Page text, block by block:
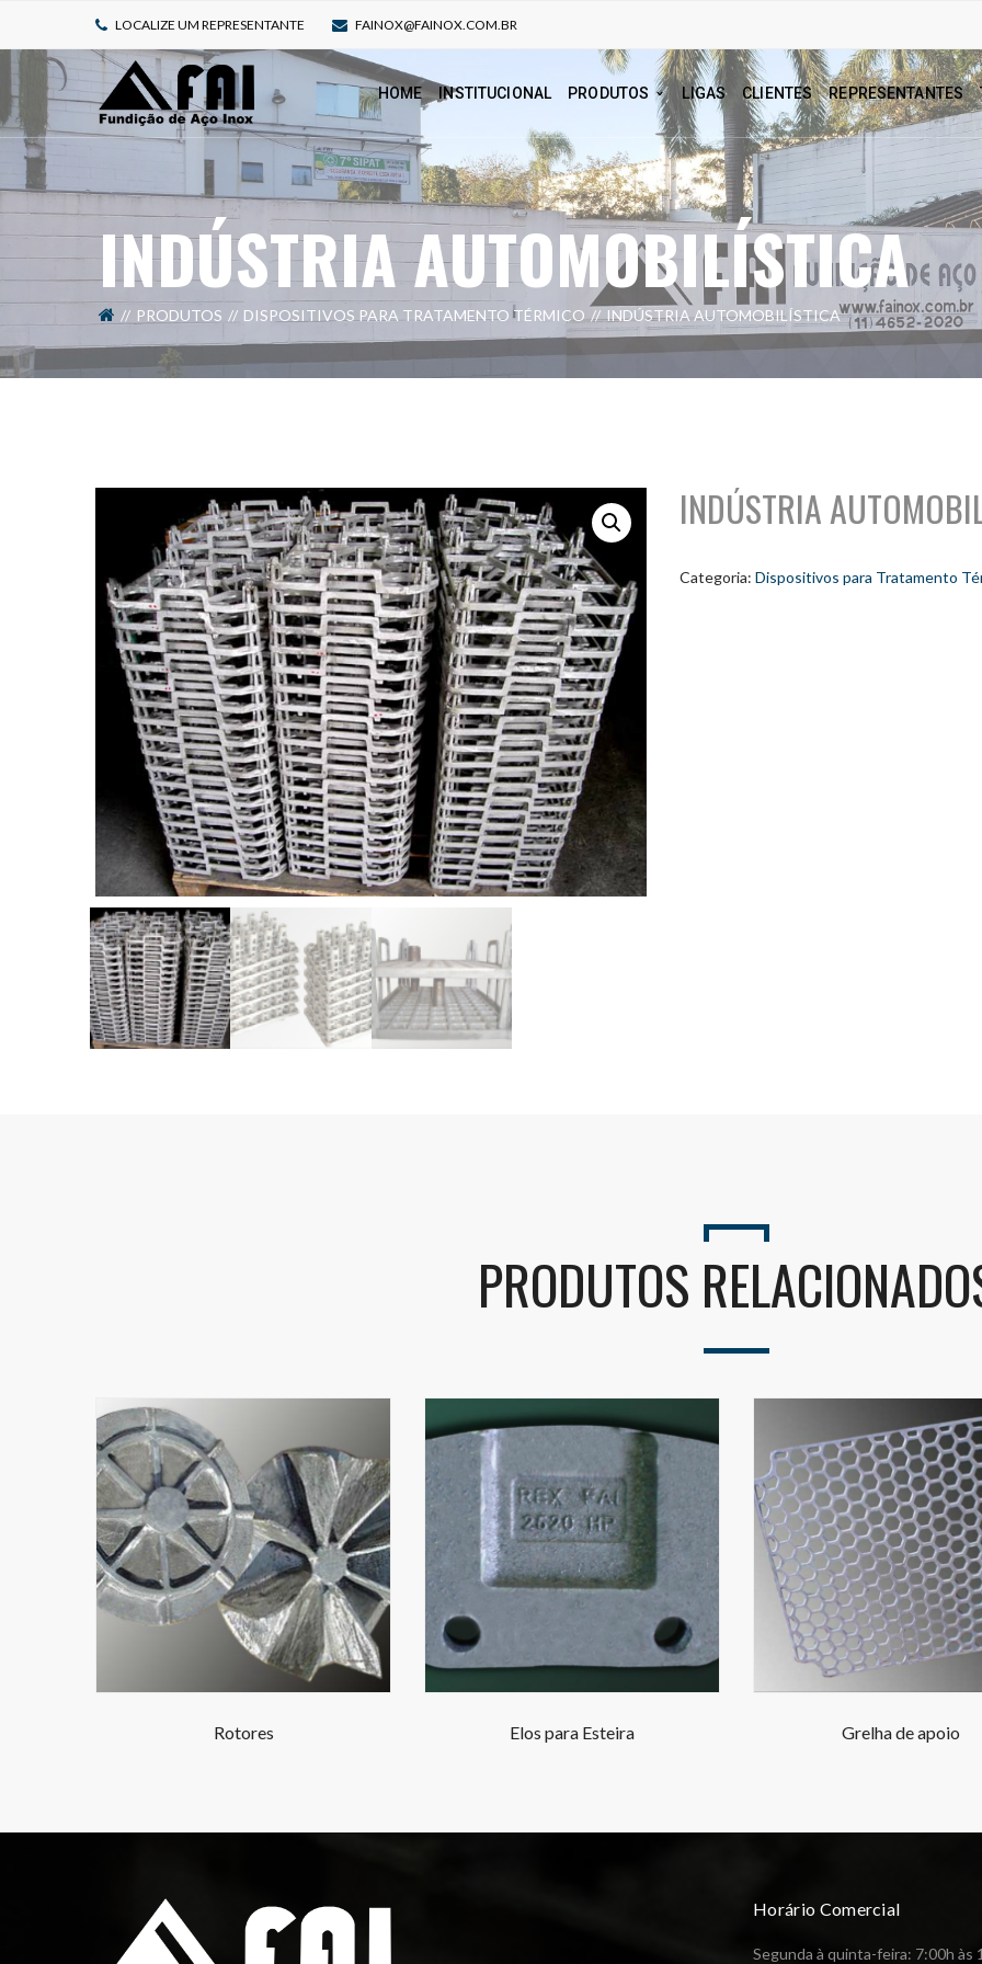
LOCALIZE UM REPRESENTANTE FAINOX@FAINOX.COM.BR
HOME INSTITUCIONAL PRODUTOS LIGAS CLIENTES REPRESENTANTES
Alternative:
INDÚSTRIA AUTOMOBILÍSTICA
PRODUTOS DISPOSITIVOS PARA TRATAMENTO TÉRMICO INDÚSTRIA AUTOMOBILÍSTICA
INDÚSTRIA
Categoria:Dispositivos para Tratamento
PRODUTOS
Rotores Elos para Esteira Grelha de apoio
Horário Comercial
Segunda à quinta-feira: 7:00h às